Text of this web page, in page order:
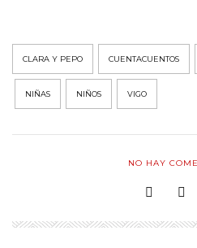
CLARA Y PEPO CUENTACUENTOS
NIÑAS NIÑOS VIGO
NO HAY